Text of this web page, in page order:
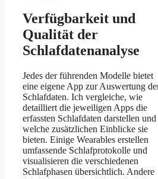
Verfügbarkeit und
Qualität der
Schlafdatenanalyse
Jedes der führenden Modelle bietet
eine eigene App zur Auswertung
Schlafdaten. Ich vergleiche, wie
detailliert die jeweiligen Apps die
erfassten Schlafdaten darstellen und
welche zusätzlichen Einblicke sie
bieten. Einige Wearables erstellen
umfassende Schlafprotokolle und
visualisieren die verschiedenen
Schlafphasen übersichtlich. Andere